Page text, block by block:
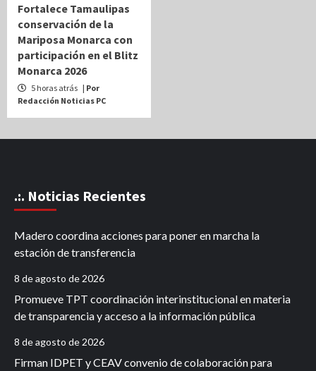
Fortalece Tamaulipas
conservación de la
Mariposa Monarca con
participación en el Blitz
Monarca 2026
5 horas atrás | Por
Redacción Noticias PC
.:. Noticias Recientes
Madero coordina acciones para poner en marcha la
estación de transferencia
8 de agosto de 2026
Promueve TPT coordinación interinstitucional en materia
de transparencia y acceso a la información pública
8 de agosto de 2026
Firman IDPET y CEAV convenio de colaboración para